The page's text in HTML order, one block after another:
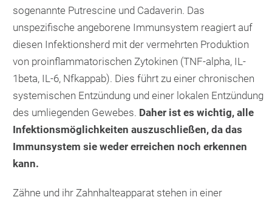
sogenannte Putrescine und Cadaverin. Das
unspezifische angeborene Immunsystem reagiert auf
diesen Infektionsherd mit der vermehrten Produktion
von proinflammatorischen Zytokinen (TNF-alpha, IL-
1beta, IL-6, Nfkappab). Dies führt zu einer chronischen
systemischen Entzündung und einer lokalen Entzündung
des umliegenden Gewebes. Daher ist es wichtig, alle
Infektionsmöglichkeiten auszuschließen, da das
Immunsystem sie weder erreichen noch erkennen
kann.
Zähne und ihr Zahnhalteapparat stehen in einer